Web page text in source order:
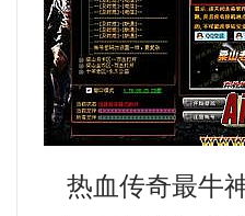
热血传奇最牛